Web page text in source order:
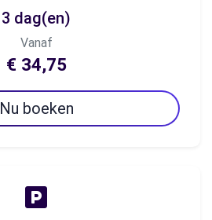
3 dag(en)
Vanaf
€ 34,75
Nu boeken